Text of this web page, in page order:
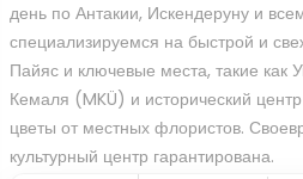
день по Антакии, Искендеруну и
специализируемся на быстрой и
Пайяс и ключевые места, такие как
Кемаля (MKÜ) и исторический
цветы от местных флористов.
культурный центр гарантирована.